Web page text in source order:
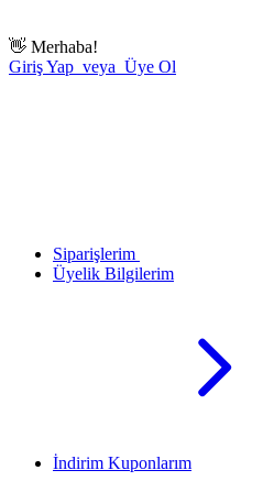
👋 Merhaba!
Giriş Yap veya Üye Ol
Siparişlerim
Üyelik Bilgilerim
İndirim Kuponlarım